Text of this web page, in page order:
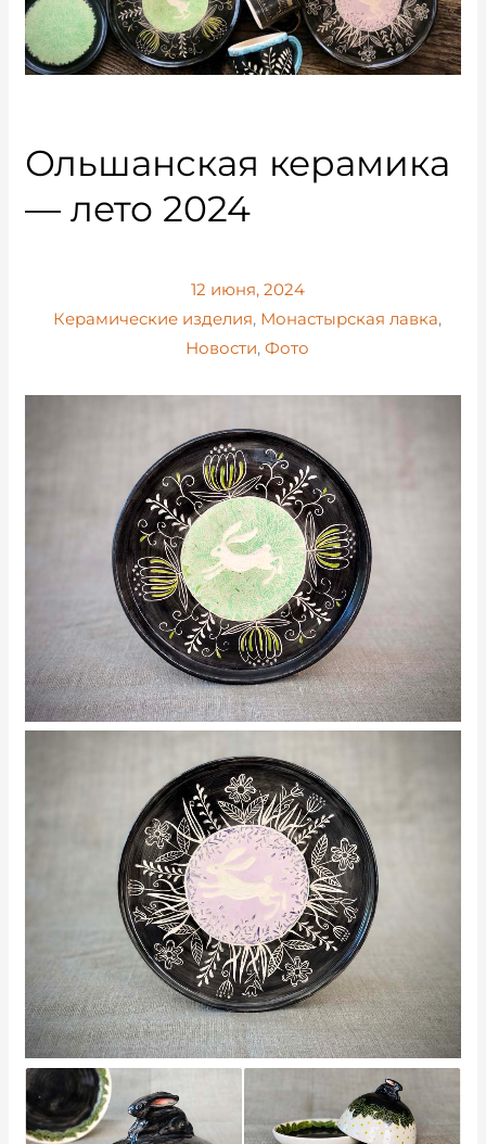
Ольшанская керамика
— лето 2024
12 июня, 2024
Керамические изделия, Монастырская лавка,
Новости, Фото